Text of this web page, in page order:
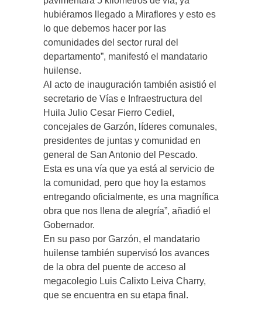
hubiéramos llegado a Miraflores y esto es
lo que debemos hacer por las
comunidades del sector rural del
departamento”, manifestó el mandatario
huilense.
Al acto de inauguración también asistió el
secretario de Vías e Infraestructura del
Huila Julio Cesar Fierro Cediel,
concejales de Garzón, líderes comunales,
presidentes de juntas y comunidad en
general de San Antonio del Pescado.
Esta es una vía que ya está al servicio de
la comunidad, pero que hoy la estamos
entregando oficialmente, es una magnífica
obra que nos llena de alegría”, añadió el
Gobernador.
En su paso por Garzón, el mandatario
huilense también supervisó los avances
de la obra del puente de acceso al
megacolegio Luis Calixto Leiva Charry,
que se encuentra en su etapa final.